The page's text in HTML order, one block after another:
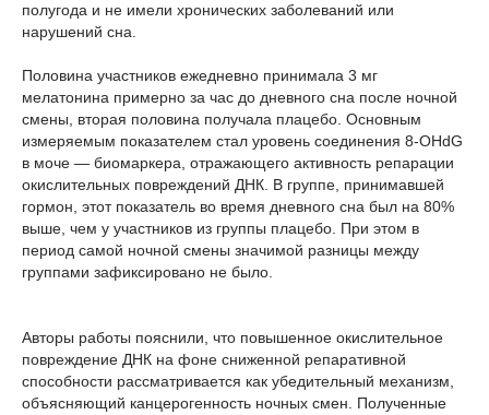
полугода и не имели хронических заболеваний или
нарушений сна.
Половина участников ежедневно принимала 3 мг
мелатонина примерно за час до дневного сна после ночной
смены, вторая половина получала плацебо. Основным
измеряемым показателем стал уровень соединения 8-OHdG
в моче — биомаркера, отражающего активность репарации
окислительных повреждений ДНК. В группе, принимавшей
гормон, этот показатель во время дневного сна был на 80%
выше, чем у участников из группы плацебо. При этом в
период самой ночной смены значимой разницы между
группами зафиксировано не было.
Авторы работы пояснили, что повышенное окислительное
повреждение ДНК на фоне сниженной репаративной
способности рассматривается как убедительный механизм,
объясняющий канцерогенность ночных смен. Полученные